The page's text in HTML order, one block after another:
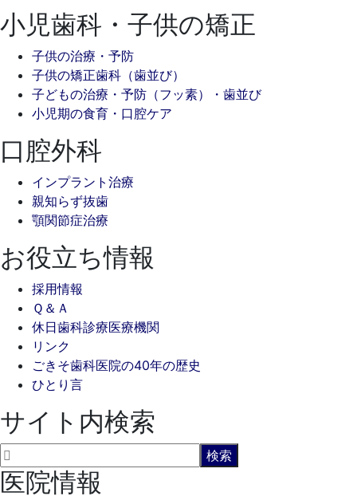
小児歯科・子供の矯正
子供の治療・予防
子供の矯正歯科（歯並び）
子どもの治療・予防（フッ素）・歯並び
小児期の食育・口腔ケア
口腔外科
インプラント治療
親知らず抜歯
顎関節症治療
お役立ち情報
採用情報
Ｑ＆Ａ
休日歯科診療医療機関
リンク
ごきそ歯科医院の40年の歴史
ひとり言
サイト内検索
医院情報